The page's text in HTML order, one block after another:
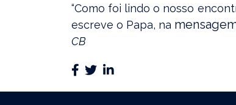
“Como foi lindo o nosso
escreve o Papa, na
CB